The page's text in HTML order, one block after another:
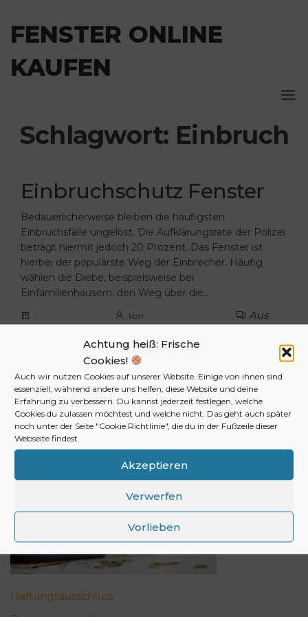
Achtung heiß: Frische
Cookies!
Auch wir nutzen Cookies auf unserer Website. Einige von ihnen sind
essenziell, während andere uns helfen, diese Website und deine
Erfahrung zu verbessern. Du kannst jederzeit festlegen, welche
Cookies du zulassen möchtest und welche nicht. Das geht auch später
noch unter der Seite "Cookie Richtlinie", die du in der Fußzeile dieser
Webseite findest.
Akzeptieren
Verwerfen
Vorlieben
Inhalt
springen
FENSTER ONLINE
KAUFEN
Schlagwort: Einbruch
Einbruchschutz Fenster
Bedauerlicherweise bleiben die häufigsten
Einbruchsfälle ungelöst. Die Aufklärungsrate der Polizei
beträgt hiermit jedoch 20 Prozent. Das Fenster ist
hierbei der populärste Weg der Einbrecher. Häufig
wählen die Diebe, beispielsweise bei
Einfamilienhäusern, den Weg über die…
Von Aus
FENSTER BESTELLEN? MIT KLICK
AUFS BILD GELANGEN SIE ZUM
BESTEN ONLINESHOP FÜR
FENSTER!
Haftungsausschluss